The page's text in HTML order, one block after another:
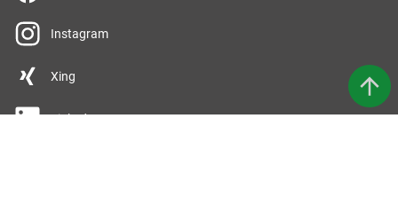
Instagram
Xing
LinkedIn